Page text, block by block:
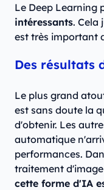
Le Deep Learning
intéressants. Cela
est très important
Des résultats
Le plus grand
est sans doute la
d'obtenir. Les
automatique
performances.
traitement
cette forme d'IA